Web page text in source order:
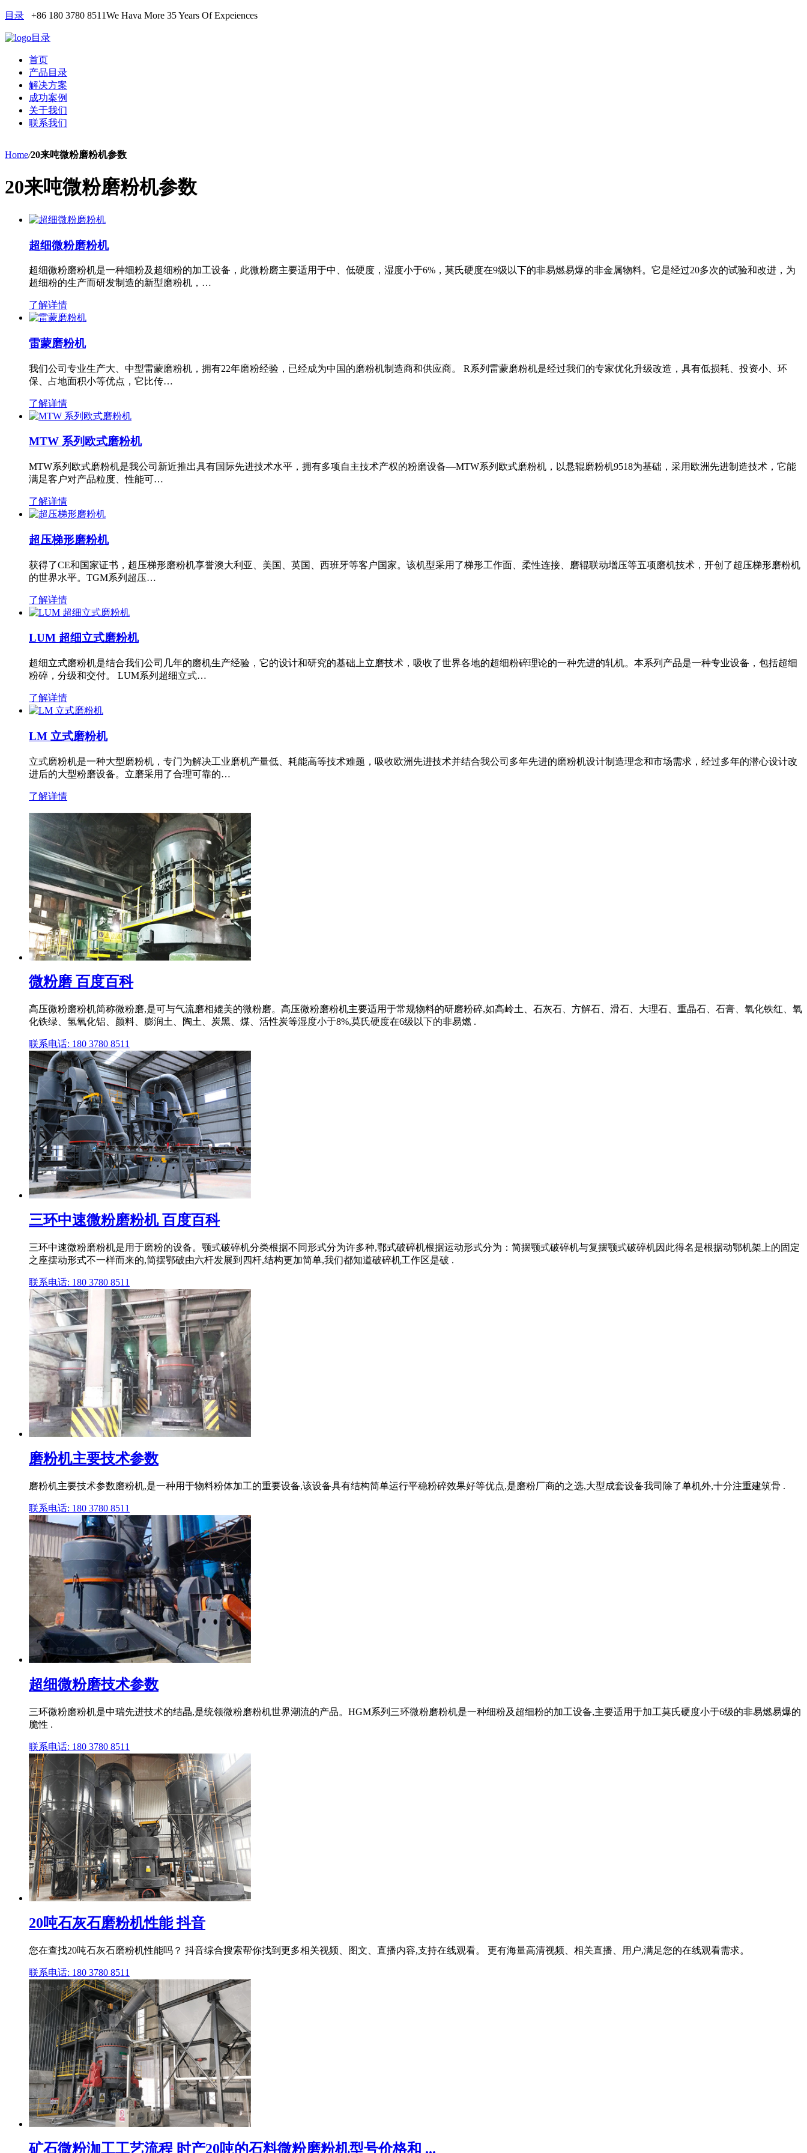
目录 +86 180 3780 8511We Hava More 35 Years Of Expeiences
目录
首页
产品目录
解决方案
成功案例
关于我们
联系我们
Home/20来吨微粉磨粉机参数
20来吨微粉磨粉机参数
超细微粉磨粉机
超细微粉磨粉机是一种细粉及超细粉的加工设备，此微粉磨主要适用于中、低硬度，湿度小于6%，莫氏硬度在9级以下的非易燃易爆的非金属物料。它是经过20多次的试验和改进，为
超细粉的生产而研发制造的新型磨粉机，…
了解详情
雷蒙磨粉机
我们公司专业生产大、中型雷蒙磨粉机，拥有22年磨粉经验，已经成为中国的磨粉机制造商和供应商。 R系列雷蒙磨粉机是经过我们的专家优化升级改造，具有低损耗、投资小、环
保、占地面积小等优点，它比传…
了解详情
MTW 系列欧式磨粉机
MTW系列欧式磨粉机是我公司新近推出具有国际先进技术水平，拥有多项自主技术产权的粉磨设备—MTW系列欧式磨粉机，以悬辊磨粉机9518为基础，采用欧洲先进制造技术，它能
满足客户对产品粒度、性能可…
了解详情
超压梯形磨粉机
获得了CE和国家证书，超压梯形磨粉机享誉澳大利亚、美国、英国、西班牙等客户国家。该机型采用了梯形工作面、柔性连接、磨辊联动增压等五项磨机技术，开创了超压梯形磨粉机
的世界水平。TGM系列超压…
了解详情
LUM 超细立式磨粉机
超细立式磨粉机是结合我们公司几年的磨机生产经验，它的设计和研究的基础上立磨技术，吸收了世界各地的超细粉碎理论的一种先进的轧机。本系列产品是一种专业设备，包括超细
粉碎，分级和交付。 LUM系列超细立式…
了解详情
LM 立式磨粉机
立式磨粉机是一种大型磨粉机，专门为解决工业磨机产量低、耗能高等技术难题，吸收欧洲先进技术并结合我公司多年先进的磨粉机设计制造理念和市场需求，经过多年的潜心设计改
进后的大型粉磨设备。立磨采用了合理可靠的…
了解详情
微粉磨 百度百科
高压微粉磨粉机简称微粉磨,是可与气流磨相媲美的微粉磨。高压微粉磨粉机主要适用于常规物料的研磨粉碎,如高岭土、石灰石、方解石、滑石、大理石、重晶石、石膏、氧化铁红、氧
化铁绿、氢氧化铝、颜料、膨润土、陶土、炭黑、煤、活性炭等湿度小于8%,莫氏硬度在6级以下的非易燃 .
联系电话: 180 3780 8511
三环中速微粉磨粉机 百度百科
三环中速微粉磨粉机是用于磨粉的设备。颚式破碎机分类根据不同形式分为许多种,鄂式破碎机根据运动形式分为：简摆颚式破碎机与复摆颚式破碎机因此得名是根据动鄂机架上的固定
之座摆动形式不一样而来的,简摆鄂破由六杆发展到四杆,结构更加简单,我们都知道破碎机工作区是破 .
联系电话: 180 3780 8511
磨粉机主要技术参数
磨粉机主要技术参数磨粉机,是一种用于物料粉体加工的重要设备,该设备具有结构简单运行平稳粉碎效果好等优点,是磨粉厂商的之选,大型成套设备我司除了单机外,十分注重建筑骨 .
联系电话: 180 3780 8511
超细微粉磨技术参数
三环微粉磨粉机是中瑞先进技术的结晶,是统领微粉磨粉机世界潮流的产品。HGM系列三环微粉磨粉机是一种细粉及超细粉的加工设备,主要适用于加工莫氏硬度小于6级的非易燃易爆的
脆性 .
联系电话: 180 3780 8511
20吨石灰石磨粉机性能 抖音
您在查找20吨石灰石磨粉机性能吗？ 抖音综合搜索帮你找到更多相关视频、图文、直播内容,支持在线观看。 更有海量高清视频、相关直播、用户,满足您的在线观看需求。
联系电话: 180 3780 8511
矿石微粉泇工工艺流程 时产20吨的石料微粉磨粉机型号价格和 ...